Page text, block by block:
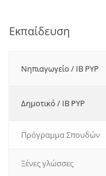
Εκπαίδευση
Νηπιαγωγείο / IB PYP
Δημοτικό / IB PYP
Πρόγραμμα Σπουδών
Ξένες γλώσσες